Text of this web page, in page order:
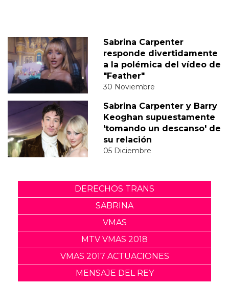
Sabrina Carpenter
responde divertidamente
a la polémica del vídeo de
"Feather"
30 Noviembre
Sabrina Carpenter y Barry
Keoghan supuestamente
'tomando un descanso' de
su relación
05 Diciembre
DERECHOS TRANS
SABRINA
VMAS
MTV VMAS 2018
VMAS 2017 ACTUACIONES
MENSAJE DEL REY